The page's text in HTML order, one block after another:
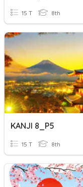
15 T 8th
KANJI 8_P5
15 T 8th